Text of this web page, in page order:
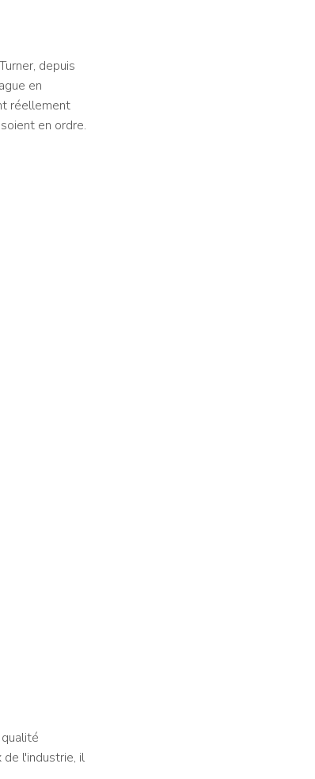
depuis
en
réellement
en ordre.
l'industrie, il